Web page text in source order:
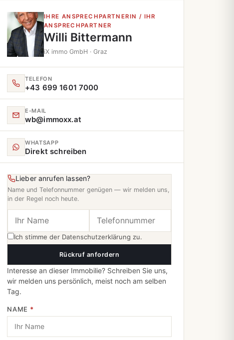
IHRE ANSPRECHPARTNERIN / IHR
ANSPRECHPARTNER
Willi Bittermann
iX immo GmbH · Graz
TELEFON
+43 699 1601 7000
E‑MAIL
wb@immoxx.at
WHATSAPP
Direkt schreiben
Lieber anrufen lassen?
Name und Telefonnummer genügen — wir melden uns,
in der Regel noch heute.
Ich stimme der Datenschutzerklärung zu.
Rückruf anfordern
Interesse an dieser Immobilie? Schreiben Sie uns,
wir melden uns persönlich, meist noch am selben
Tag.
NAME *